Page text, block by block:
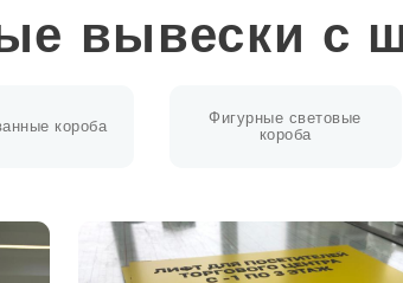
вывески с
короба
Фигурные световые
короба